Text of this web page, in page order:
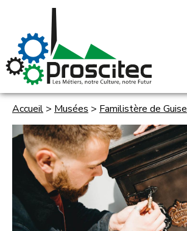
Accueil > Musées > Familistère de Guise